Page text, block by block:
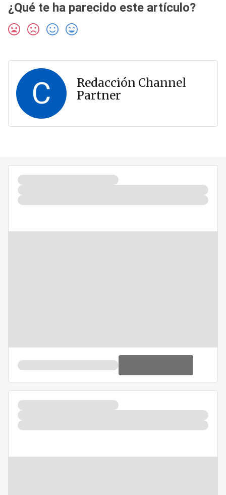
¿Qué te ha parecido este artículo?
C
Redacción Channel
Partner